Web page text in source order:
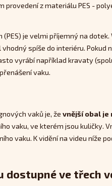
provedení z materiálu PES -
je velmi příjemný na
spíše do interiéru. Pokud
vyrábí například kravaty
vaku.
vaků je, že vnější obal je
vaku, ve kterém jsou kuličky.
vaku. K vidění na videu níže
dostupné ve třech